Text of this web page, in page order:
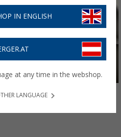
IN ENGLISH
at any time in the webshop.
LANGUAGE